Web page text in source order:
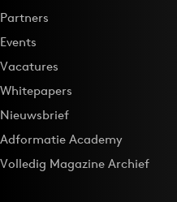
Partners
Events
Vacatures
Whitepapers
Nieuwsbrief
Adformatie Academy
Volledig Magazine Archief